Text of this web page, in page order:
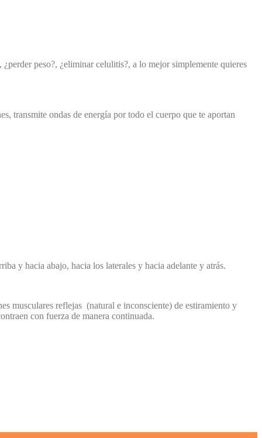
peso?, ¿eliminar celulitis?, a lo mejor simplemente quieres
transmite ondas de energía por todo el cuerpo que te aportan
y hacia abajo, hacia los laterales y hacia adelante y atrás.
musculares reflejas (natural e inconsciente) de estiramiento y
con fuerza de manera continuada.